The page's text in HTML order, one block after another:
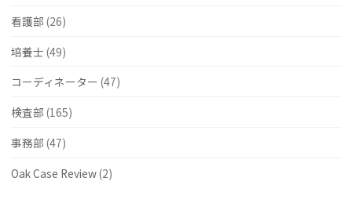
看護部 (26)
培養士 (49)
コーディネーター (47)
検査部 (165)
事務部 (47)
Oak Case Review(2)